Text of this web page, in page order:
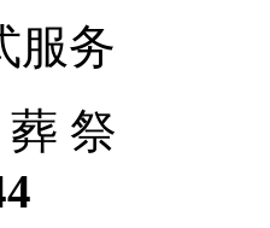
服务
葬 祭